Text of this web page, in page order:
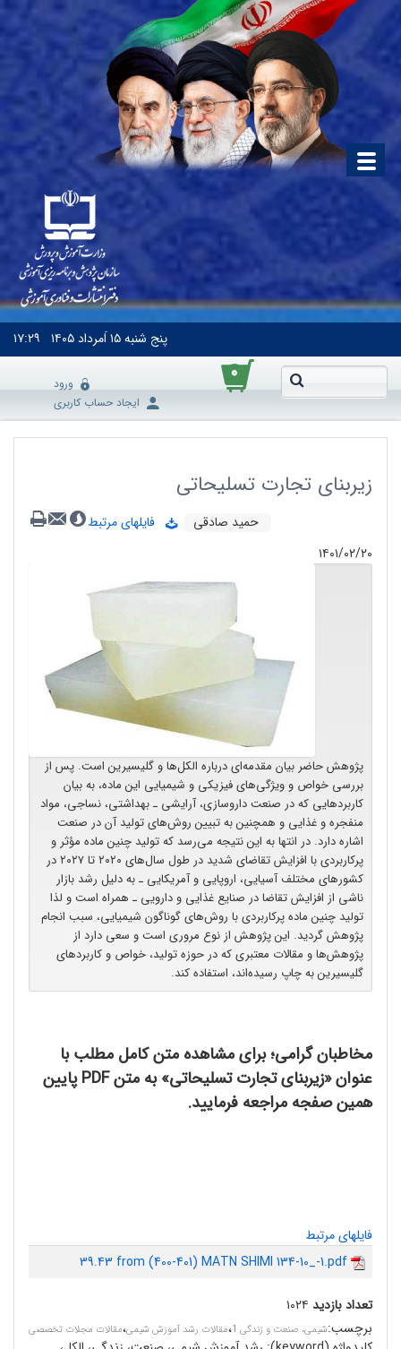
پنج شنبه۱۵ اَمرداد ۱۴۰۵ ۱۷:۲۹
۰
ورود
ایجاد حساب کاربری
زیربنای تجارت تسلیحاتی
حمید صادقی
فایلهای مرتبط
۱۴۰۱/۰۲/۲۰
پژوهش حاضر بیان مقدمه‌ای درباره الکل‌ها و گلیسیرین است. پس از
بررسی خواص و ویژگی‌های فیزیکی و شیمیایی این ماده، به بیان
کاربردهایی که در صنعت داروسازی، آرایشی ـ بهداشتی، نساجی، مواد
منفجره و غذایی و همچنین به تبیین روش‌های تولید آن در صنعت
اشاره دارد. در انتها به این نتیجه می‌رسد که تولید چنین ماده مؤثر و
پرکاربردی با افزایش تقاضای شدید در طول سال‌های ۲۰۲۰ تا ۲۰۲۷ در
کشورهای مختلف آسیایی، اروپایی و آمریکایی ـ به دلیل رشد بازار
ناشی از افزایش تقاضا در صنایع غذایی و دارویی ـ همراه است و لذا
تولید چنین ماده پرکاربردی با روش‌های گوناگون شیمیایی، سبب انجام
پژوهش گردید. این پژوهش از نوع مروری است و سعی دارد از
پژوهش‌ها و مقالات معتبری که در حوزه تولید، خواص و کاربردهای
گلیسیرین به چاپ رسیده‌اند، استفاده‌ کند.
مخاطبان گرامی؛ برای مشاهده متن کامل مطلب با
عنوان «زیربنای تجارت تسلیحاتی» به متن PDF پایین
همین صفجه مراجعه فرمایید.
فایلهای مرتبط
39.43 from (400-401) MATN SHIMI 134-10_-1.pdf
تعداد بازدید ۱۰۲۴
برچسب:شیمی، صنعت و زندگی 1 ،مقالات رشد آموزش شیمی،مقالات مجلات تخصصی